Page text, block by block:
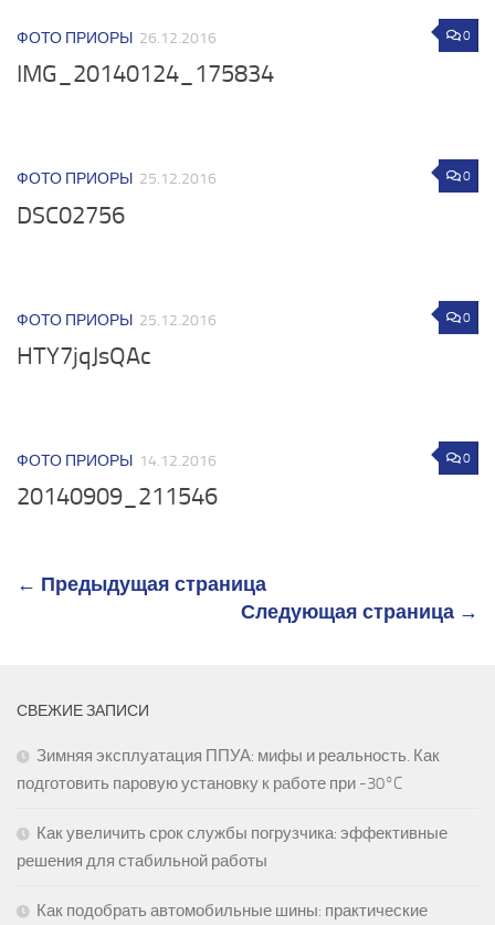
0
ФОТО ПРИОРЫ 26.12.2016
IMG_20140124_175834
0
ФОТО ПРИОРЫ 25.12.2016
DSC02756
0
ФОТО ПРИОРЫ 25.12.2016
HTY7jqJsQAc
0
ФОТО ПРИОРЫ 14.12.2016
20140909_211546
← Предыдущая страница
Следующая страница →
СВЕЖИЕ ЗАПИСИ
Зимняя эксплуатация ППУА: мифы и реальность. Как
подготовить паровую установку к работе при -30°C
Как увеличить срок службы погрузчика: эффективные
решения для стабильной работы
Как подобрать автомобильные шины: практические